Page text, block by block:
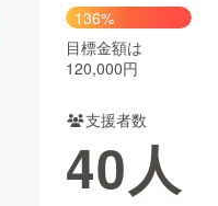
CAMPFIRE Creation
コミュニティ
136%
目標金額は
120,000円
支援者数
40人